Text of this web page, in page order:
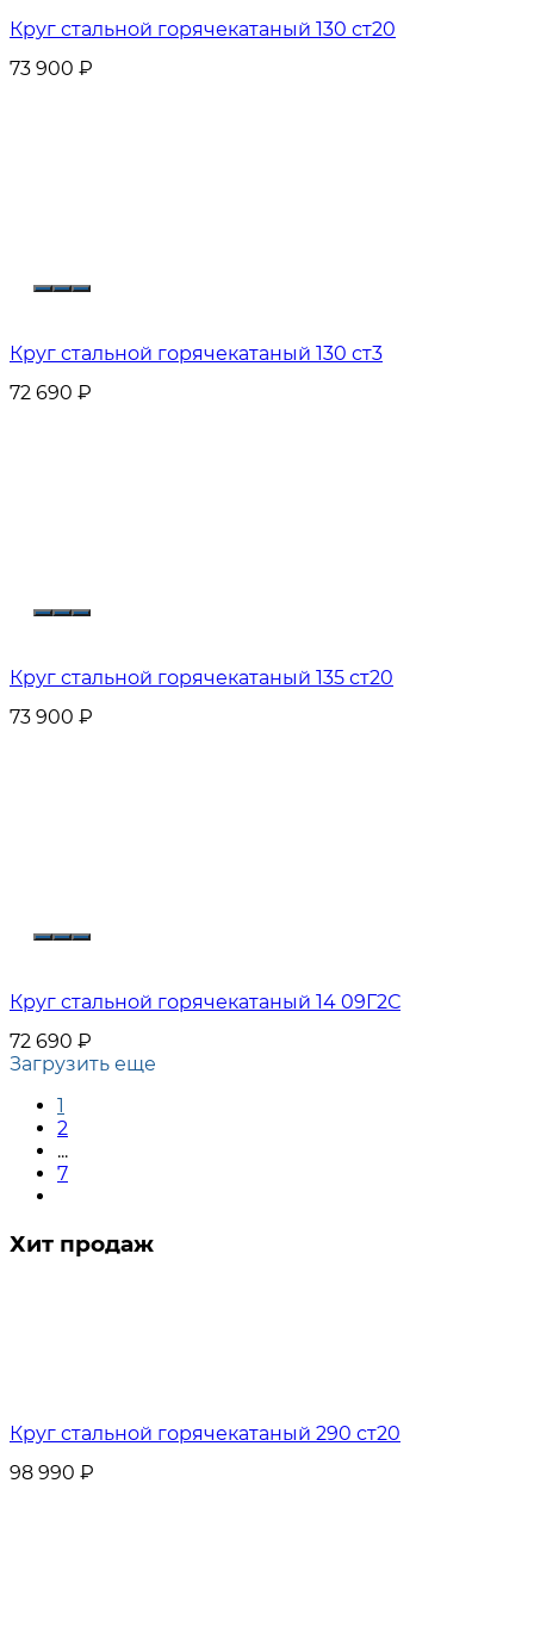
Круг стальной горячекатаный 130 ст20
73 900 ₽
Круг стальной горячекатаный 130 ст3
72 690 ₽
Круг стальной горячекатаный 135 ст20
73 900 ₽
Круг стальной горячекатаный 14 09Г2С
72 690 ₽
Загрузить еще
1
2
...
7
Хит продаж
Круг стальной горячекатаный 290 ст20
98 990 ₽